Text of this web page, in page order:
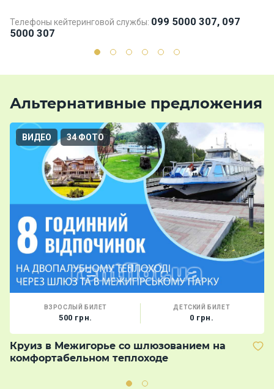
Телефоны кейтеринговой службы: 099 5000 307, 097
5000 307
Альтернативные предложения
ВИДЕО 34 ФОТО
ВЗРОСЛЫЙ БИЛЕТ
500 грн.
ДЕТСКИЙ БИЛЕТ
0 грн.
Круиз в Межигорье со шлюзованием на
комфортабельном теплоходе